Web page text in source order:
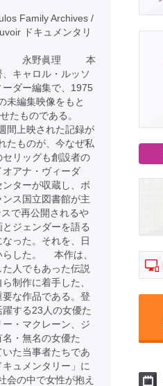
Family Archives /
ドキュメンタリ
本
キャロル・ルッソ
ダー編集で、1975
未編集映像をもと
たものである。
間上映された記録が
ものが、今なぜ私
リッグも創設者の
アナ・ヴィーダ
ターが収蔵し、ボ
ス国立図書館が主
で再公開されるや
ジェンダーを語る
った。それを、日
らした。 本作は、
人でもあった伝説
制作に着手した、
な作品である。登
する23人の女優た
・マクレーン、ジ
・無名の女優た
た当事者たちであ
ュメンタリー」に
の中で女性が抱え